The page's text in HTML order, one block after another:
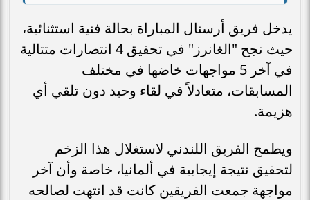
يدخل فريق أرسنال المباراة بحالة فنية استثنائية،
حيث نجح "الغانرز" في تحقيق 4 انتصارات متتالية
في آخر 5 مواجهات خاضها في مختلف
المسابقات، متعادلاً في لقاء وحيد دون تلقي أي
هزيمة.
ويطمح الفريق اللندني لاستغلال هذا الزخم
لتحقيق نتيجة إيجابية في ألمانيا، خاصة وأن آخر
مواجهة جمعت الفريقين كانت قد انتهت لصالحه